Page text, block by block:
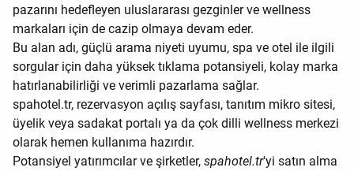
pazarını hedefleyen uluslararası gezginler ve wellness
markaları için de cazip olmaya devam eder.
Bu alan adı, güçlü arama niyeti uyumu, spa ve otel ile ilgili
sorgular için daha yüksek tıklama potansiyeli, kolay marka
hatırlanabilirliği ve verimli pazarlama sağlar.
spahotel.tr, rezervasyon açılış sayfası, tanıtım mikro sitesi,
üyelik veya sadakat portalı ya da çok dilli wellness merkezi
olarak hemen kullanıma hazırdır.
Potansiyel yatırımcılar ve şirketler, spahotel.tr'yi satın alma